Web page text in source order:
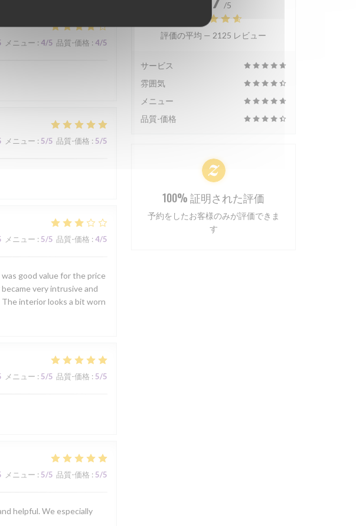
メニュー : 4/5 品質-価格 : 4/5
メニュー : 5/5 品質-価格 : 5/5
メニュー : 5/5 品質-価格 : 4/5
good value for the price
very intrusive and
interior looks a bit worn
メニュー : 5/5 品質-価格 : 5/5
メニュー : 5/5 品質-価格 : 5/5
helpful. We especially
/5
評価の平均 — 2125 レビュー
サービス
雰囲気
メニュー
品質-価格
100% 証明された評価
予約をしたお客様のみが評価できま
す